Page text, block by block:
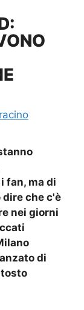
fan, ma di
che c'è
nei giorni
di